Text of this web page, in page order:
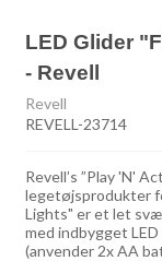
LED Glider
- Revell
Revell
REVELL-23714
Revell’s ”Play 'N'
legetøjsprodukter
Lights" er et let
med indbygget
(anvender 2x AA